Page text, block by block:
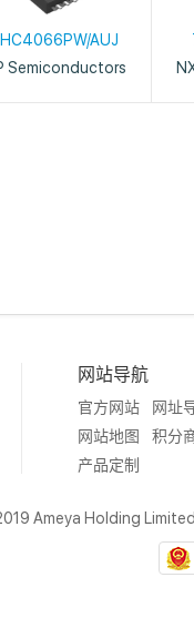
AUJ
Semiconductors
网站导航
官方网站
网址
网站地图
积分
产品定制
Ameya Holding